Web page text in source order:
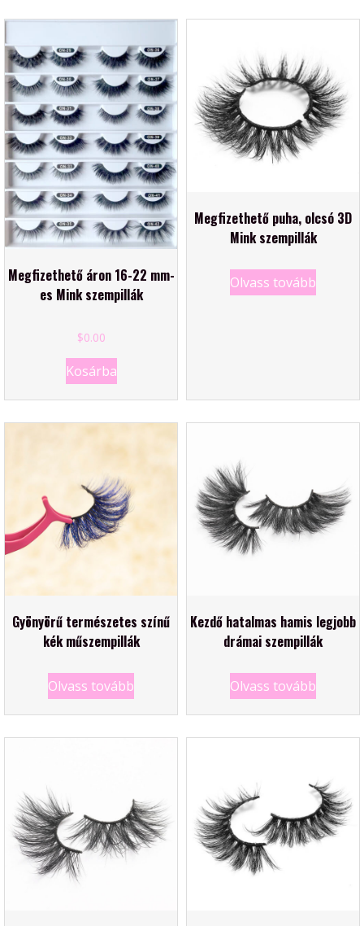
Megfizethető áron 16-22 mm-
es Mink szempillák
$0.00
Kosárba
Megfizethető puha, olcsó 3D
Mink szempillák
Olvass tovább
Gyönyörű természetes színű
kék ​​műszempillák
Olvass tovább
Kezdő hatalmas hamis legjobb
drámai szempillák
Olvass tovább